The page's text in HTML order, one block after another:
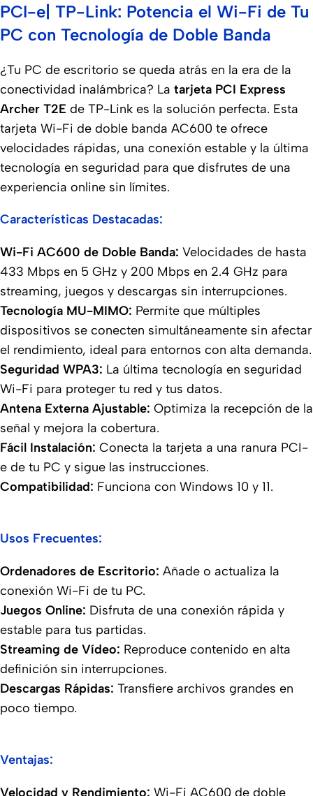
PCI-e| TP-Link: Potencia el Wi-Fi de Tu
PC con Tecnología de Doble Banda
¿Tu PC de escritorio se queda atrás en la era de la
conectividad inalámbrica? La tarjeta PCI Express
Archer T2E de TP-Link es la solución perfecta. Esta
tarjeta Wi-Fi de doble banda AC600 te ofrece
velocidades rápidas, una conexión estable y la última
tecnología en seguridad para que disfrutes de una
experiencia online sin límites.
Características Destacadas:
Wi-Fi AC600 de Doble Banda: Velocidades de hasta
433 Mbps en 5 GHz y 200 Mbps en 2.4 GHz para
streaming, juegos y descargas sin interrupciones.
Tecnología MU-MIMO: Permite que múltiples
dispositivos se conecten simultáneamente sin afectar
el rendimiento, ideal para entornos con alta demanda.
Seguridad WPA3: La última tecnología en seguridad
Wi-Fi para proteger tu red y tus datos.
Antena Externa Ajustable: Optimiza la recepción de la
señal y mejora la cobertura.
Fácil Instalación: Conecta la tarjeta a una ranura PCI-
e de tu PC y sigue las instrucciones.
Compatibilidad: Funciona con Windows 10 y 11.
Usos Frecuentes:
Ordenadores de Escritorio: Añade o actualiza la
conexión Wi-Fi de tu PC.
Juegos Online: Disfruta de una conexión rápida y
estable para tus partidas.
Streaming de Vídeo: Reproduce contenido en alta
definición sin interrupciones.
Descargas Rápidas: Transfiere archivos grandes en
poco tiempo.
Ventajas:
Velocidad y Rendimiento: Wi-Fi AC600 de doble